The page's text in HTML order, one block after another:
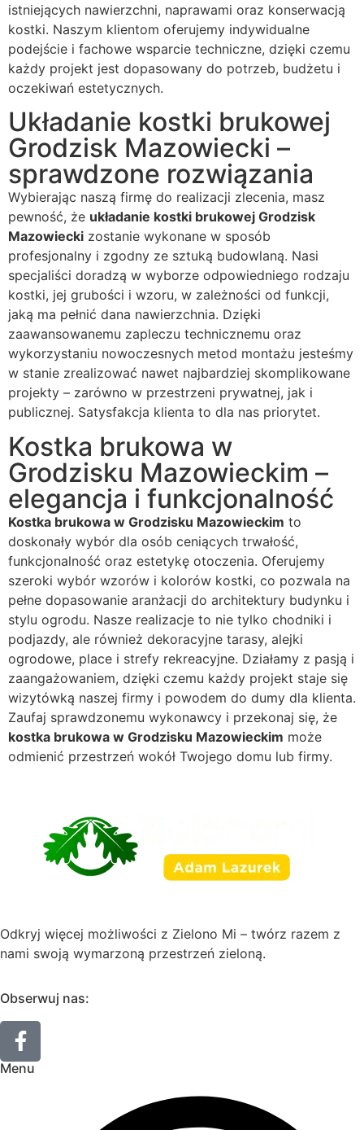
istniejących nawierzchni, naprawami oraz konserwacją
kostki. Naszym klientom oferujemy indywidualne
podejście i fachowe wsparcie techniczne, dzięki czemu
każdy projekt jest dopasowany do potrzeb, budżetu i
oczekiwań estetycznych.
Układanie kostki brukowej
Grodzisk Mazowiecki –
sprawdzone rozwiązania
Wybierając naszą firmę do realizacji zlecenia, masz
pewność, że układanie kostki brukowej Grodzisk
Mazowiecki zostanie wykonane w sposób
profesjonalny i zgodny ze sztuką budowlaną. Nasi
specjaliści doradzą w wyborze odpowiedniego rodzaju
kostki, jej grubości i wzoru, w zależności od funkcji,
jaką ma pełnić dana nawierzchnia. Dzięki
zaawansowanemu zapleczu technicznemu oraz
wykorzystaniu nowoczesnych metod montażu jesteśmy
w stanie zrealizować nawet najbardziej skomplikowane
projekty – zarówno w przestrzeni prywatnej, jak i
publicznej. Satysfakcja klienta to dla nas priorytet.
Kostka brukowa w
Grodzisku Mazowieckim –
elegancja i funkcjonalność
Kostka brukowa w Grodzisku Mazowieckim to
doskonały wybór dla osób ceniących trwałość,
funkcjonalność oraz estetykę otoczenia. Oferujemy
szeroki wybór wzorów i kolorów kostki, co pozwala na
pełne dopasowanie aranżacji do architektury budynku i
stylu ogrodu. Nasze realizacje to nie tylko chodniki i
podjazdy, ale również dekoracyjne tarasy, alejki
ogrodowe, place i strefy rekreacyjne. Działamy z pasją i
zaangażowaniem, dzięki czemu każdy projekt staje się
wizytówką naszej firmy i powodem do dumy dla klienta.
Zaufaj sprawdzonemu wykonawcy i przekonaj się, że
kostka brukowa w Grodzisku Mazowieckim może
odmienić przestrzeń wokół Twojego domu lub firmy.
Odkryj więcej możliwości z Zielono Mi – twórz razem z
nami swoją wymarzoną przestrzeń zieloną.
Obserwuj nas:
Menu